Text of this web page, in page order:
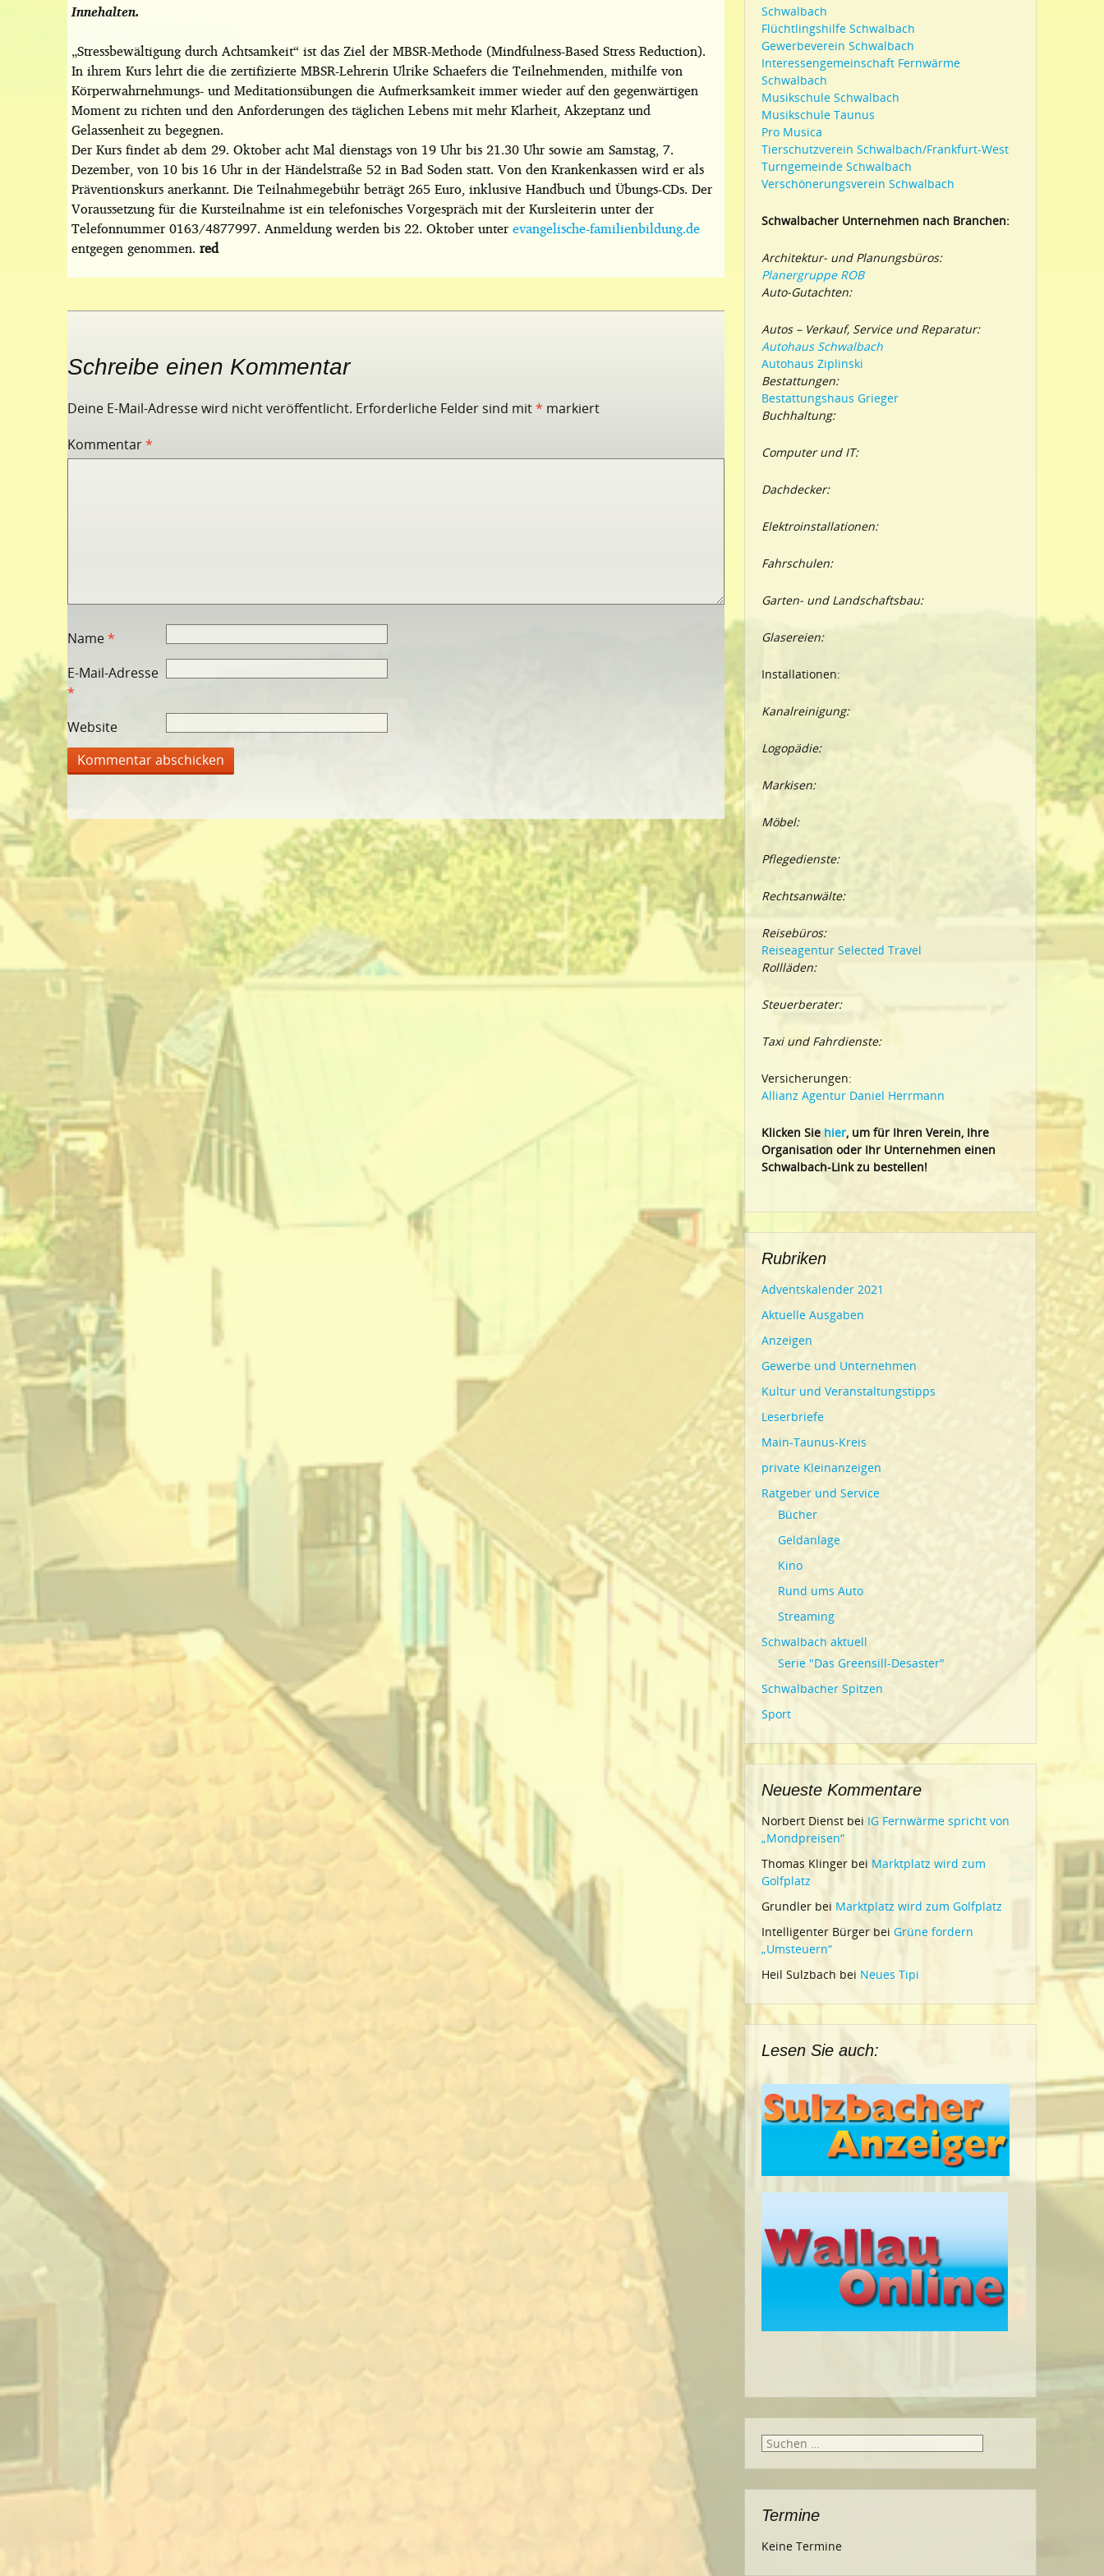
Innehalten.
„Stressbewältigung durch Achtsamkeit“ ist das Ziel der MBSR-Methode (Mindfulness-Based Stress Reduction).
In ihrem Kurs lehrt die die zertifizierte MBSR-Lehrerin Ulrike Schaefers die Teilnehmenden, mithilfe von
Körperwahrnehmungs- und Meditationsübungen die Aufmerksamkeit immer wieder auf den gegenwärtigen
Moment zu richten und den Anforderungen des täglichen Lebens mit mehr Klarheit, Akzeptanz und
Gelassenheit zu begegnen.
Der Kurs findet ab dem 29. Oktober acht Mal dienstags von 19 Uhr bis 21.30 Uhr sowie am Samstag, 7.
Dezember, von 10 bis 16 Uhr in der Händelstraße 52 in Bad Soden statt. Von den Krankenkassen wird er als
Präventionskurs anerkannt. Die Teilnahmegebühr beträgt 265 Euro, inklusive Handbuch und Übungs-CDs. Der
Voraussetzung für die Kursteilnahme ist ein telefonisches Vorgespräch mit der Kursleiterin unter der
Telefonnummer 0163/4877997. Anmeldung werden bis 22. Oktober unterevangelische-familienbildung.de
entgegen genommen. red
Schreibe einen Kommentar
Deine E-Mail-Adresse wird nicht veröffentlicht. Erforderliche Felder sind mit* markiert
Kommentar*
Name*
E-Mail-Adresse
*
Website
Schwalbach
Flüchtlingshilfe Schwalbach
Gewerbeverein Schwalbach
Interessengemeinschaft Fernwärme
Schwalbach
Musikschule Schwalbach
Musikschule Taunus
Pro Musica
Tierschutzverein Schwalbach/Frankfurt-West
Turngemeinde Schwalbach
Verschönerungsverein Schwalbach
Schwalbacher Unternehmen nach Branchen:
Architektur- und Planungsbüros:
Planergruppe ROB
Auto-Gutachten:
Autos – Verkauf, Service und Reparatur:
Autohaus Schwalbach
Autohaus Ziplinski
Bestattungen:
Bestattungshaus Grieger
Buchhaltung:
Computer und IT:
Dachdecker:
Elektroinstallationen:
Fahrschulen:
Garten- und Landschaftsbau:
Glasereien:
Installationen:
Kanalreinigung:
Logopädie:
Markisen:
Möbel:
Pflegedienste:
Rechtsanwälte:
Reisebüros:
Reiseagentur Selected Travel
Rollläden:
Steuerberater:
Taxi und Fahrdienste:
Versicherungen:
Allianz Agentur Daniel Herrmann
Klicken Siehier, um für Ihren Verein, Ihre
Organisation oder Ihr Unternehmen einen
Schwalbach-Link zu bestellen!
Rubriken
Adventskalender 2021
Aktuelle Ausgaben
Anzeigen
Gewerbe und Unternehmen
Kultur und Veranstaltungstipps
Leserbriefe
Main-Taunus-Kreis
private Kleinanzeigen
Ratgeber und Service
Bücher
Geldanlage
Kino
Rund ums Auto
Streaming
Schwalbach aktuell
Serie "Das Greensill-Desaster"
Schwalbacher Spitzen
Sport
Neueste Kommentare
Norbert Dienst bei IG Fernwärme spricht von
„Mondpreisen“
Thomas Klinger bei Marktplatz wird zum
Golfplatz
Grundler bei Marktplatz wird zum Golfplatz
Intelligenter Bürger bei Grüne fordern
„Umsteuern“
Heil Sulzbach bei Neues Tipi
Lesen Sie auch:
Suche
Termine
Keine Termine